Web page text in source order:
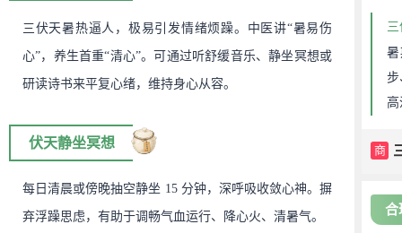
步
商
三伏天暑热逼人，极易引发情绪烦躁。中医讲“暑易伤
心”，养生首重“清心”。可通过听舒缓音乐、静坐冥想或
研读诗书来平复心绪，维持身心从容。
伏天静坐冥想
每日清晨或傍晚抽空静坐 15 分钟，深呼吸收敛心神。摒
弃浮躁思虑，有助于调畅气血运行、降心火、清暑气。 合